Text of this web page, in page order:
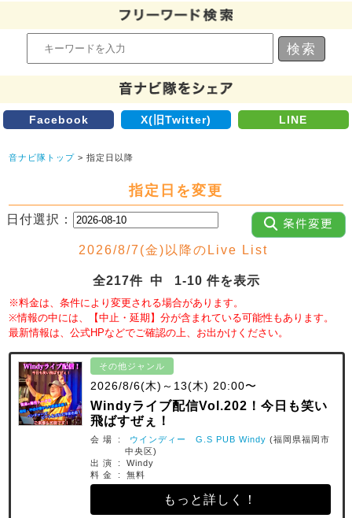
Facebook X(旧Twitter) LINE
音ナビ隊トップ > 指定日以降
指定日を変更
日付選択：
2026/8/7(金)以降のLive List
全217件 中 1-10 件を表示
※料金は、条件により変更される場合があります。
※情報の中には、【中止・延期】分が含まれている可能性もあります。
最新情報は、公式HPなどでご確認の上、お出かけください。
その他ジャンル
2026/8/6(木)～13(木) 20:00〜
Windyライブ配信Vol.202！今日も笑い
飛ばすぜぇ！
会 場 : ウインディー G.S PUB Windy (福岡県福岡市
中央区)
出 演 : Windy
料 金 : 無料
もっと詳しく！